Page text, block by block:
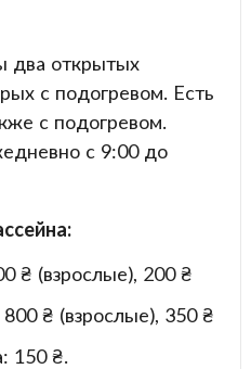
два открытых
с подогревом. Есть
с подогревом.
с 9:00 до
₴ (взрослые), 200 ₴
₴ (взрослые), 350 ₴
150 ₴.